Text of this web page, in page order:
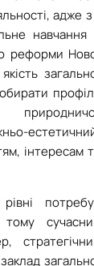
адже з
навчання
реформи
інтересам